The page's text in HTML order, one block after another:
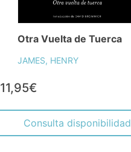
Otra Vuelta de Tuerca
JAMES, HENRY
11,95€
Consulta disponibilidad